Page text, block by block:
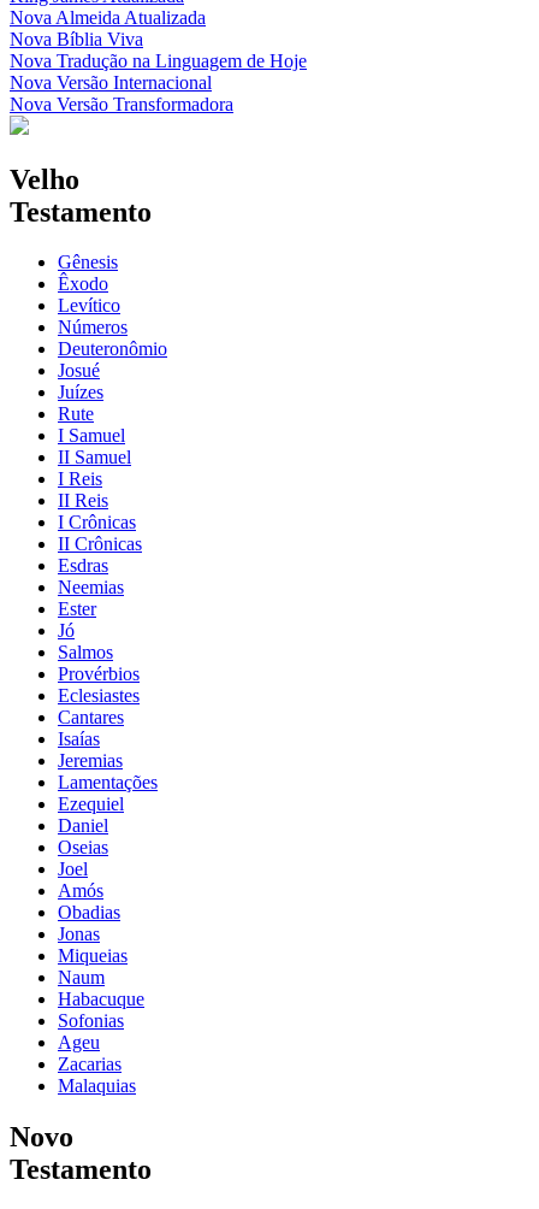
Nova Almeida Atualizada
Nova Bíblia Viva
Nova Tradução na Linguagem de Hoje
Nova Versão Internacional
Nova Versão Transformadora
Velho
Testamento
Gênesis
Êxodo
Levítico
Números
Deuteronômio
Josué
Juízes
Rute
I Samuel
II Samuel
I Reis
II Reis
I Crônicas
II Crônicas
Esdras
Neemias
Ester
Jó
Salmos
Provérbios
Eclesiastes
Cantares
Isaías
Jeremias
Lamentações
Ezequiel
Daniel
Oseias
Joel
Amós
Obadias
Jonas
Miqueias
Naum
Habacuque
Sofonias
Ageu
Zacarias
Malaquias
Novo
Testamento